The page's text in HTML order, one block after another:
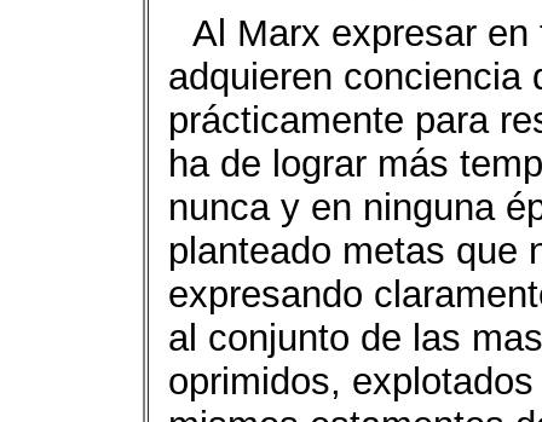
Al Marx expresar
adquieren conciencia
prácticamente para
ha de lograr más
nunca y en ninguna
planteado metas que
expresando
al conjunto de las
oprimidos,